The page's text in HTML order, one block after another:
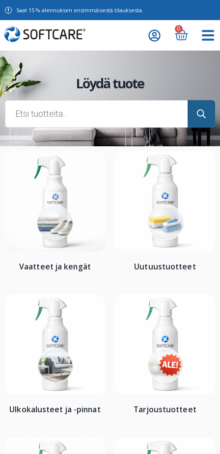
Saat 15 % alennuksen ensimmäisestä tilauksesta.
0
Löydä tuote
Vaatteet ja kengät Uutuustuotteet
Ulkokalusteet ja -pinnat Tarjoustuotteet